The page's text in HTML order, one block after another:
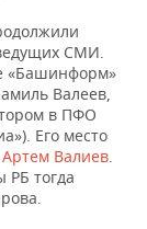
СМИ.
«Башинформ»
Валеев,
в ПФО
Его место
Артем Валиев.
РБ тогда